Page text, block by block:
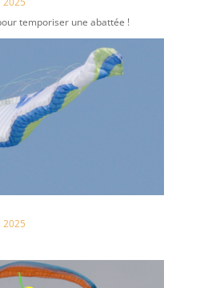
temporiser une abattée !
2025